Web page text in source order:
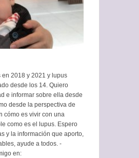
2018 y 2021 y lupus
desde los 14. Quiero
e informar sobre ella desde
desde la perspectiva de
cómo es vivir con una
como es el lupus. Espero
y la información que aporto,
ayude a todos. -
en: